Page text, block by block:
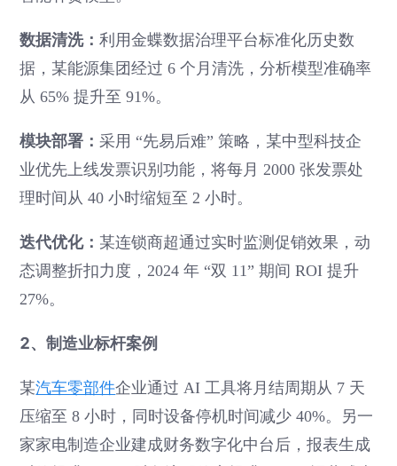
数据清洗：利用金蝶数据治理平台标准化历史数
据，某能源集团经过 6 个月清洗，分析模型准确率
从 65% 提升至 91%。
模块部署：采用 “先易后难” 策略，某中型科技企
业优先上线发票识别功能，将每月 2000 张发票处
理时间从 40 小时缩短至 2 小时。
迭代优化： 某连锁商超通过实时监测促销效果，动
态调整折扣力度，2024 年 “双 11” 期间 ROI 提升
27%。
2、制造业标杆案例
某汽车零部件企业通过 AI 工具将月结周期从 7 天
压缩至 8 小时，同时设备停机时间减少 40%。另一
家家电制造企业建成财务数字化中台后，报表生成